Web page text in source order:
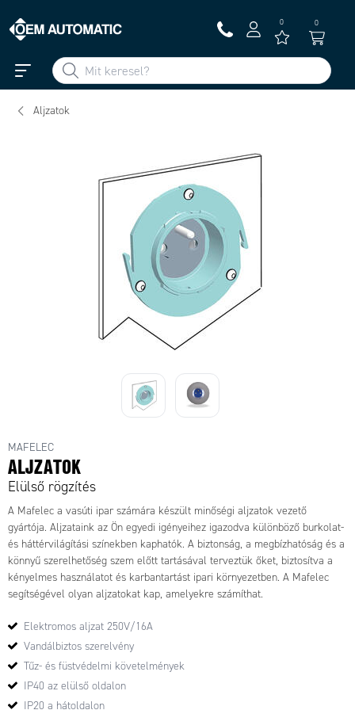
0 0
Aljzatok
MAFELEC
ALJZATOK
Elülső rögzítés
A Mafelec a vasúti ipar számára készült minőségi aljzatok vezető
gyártója. Aljzataink az Ön egyedi igényeihez igazodva különböző burkolat-
és háttérvilágítási színekben kaphatók. A biztonság, a megbízhatóság és a
könnyű szerelhetőség szem előtt tartásával terveztük őket, biztosítva a
kényelmes használatot és karbantartást ipari környezetben. A Mafelec
segítségével olyan aljzatokat kap, amelyekre számíthat.
Elektromos aljzat 250V/16A
Vandálbiztos szerelvény
Tűz- és füstvédelmi követelmények
IP40 az elülső oldalon
IP20 a hátoldalon